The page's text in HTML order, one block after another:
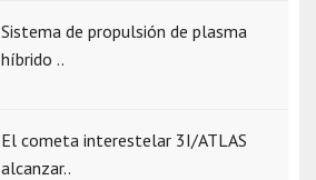
Sistema de propulsión de plasma
híbrido ..
El cometa interestelar 3I/ATLAS
alcanzar..